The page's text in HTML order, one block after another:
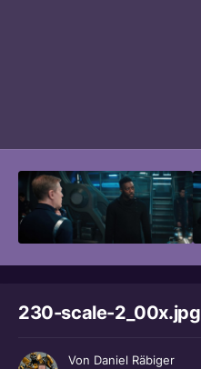
230-scale-2_00x.jpg
Von Daniel Räbiger